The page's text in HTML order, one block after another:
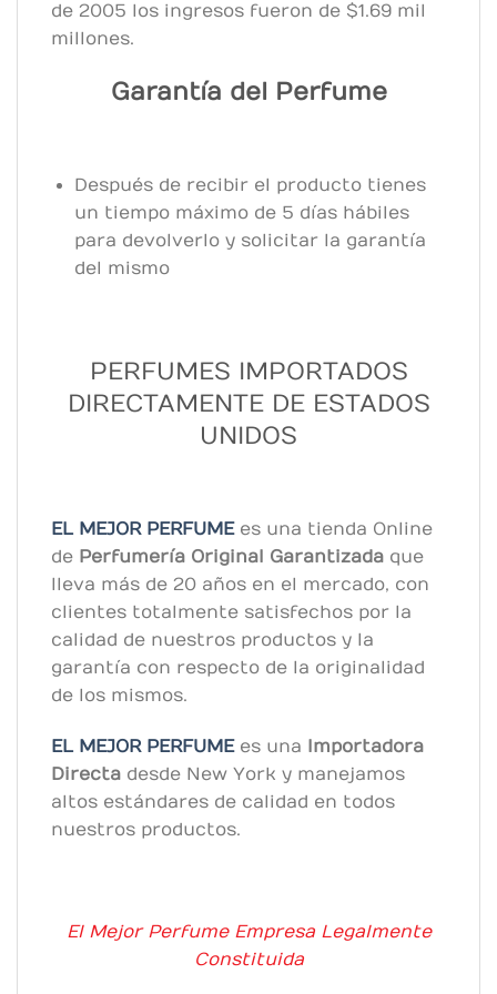
de 2005 los ingresos fueron de $1.69 mil
millones.
Garantía del Perfume
Después de recibir el producto tienes
un tiempo máximo de 5 días hábiles
para devolverlo y solicitar la garantía
del mismo
PERFUMES IMPORTADOS
DIRECTAMENTE DE ESTADOS
UNIDOS
EL MEJOR PERFUMEes una tienda Online
de Perfumería Original Garantizada que
lleva más de 20 años en el mercado, con
clientes totalmente satisfechos por la
calidad de nuestros productos y la
garantía con respecto de la originalidad
de los mismos.
EL MEJOR PERFUME es una
Importadora
Directa desde New York y manejamos
altos estándares de calidad en todos
nuestros productos.
El Mejor Perfume Empresa Legalmente
Constituida